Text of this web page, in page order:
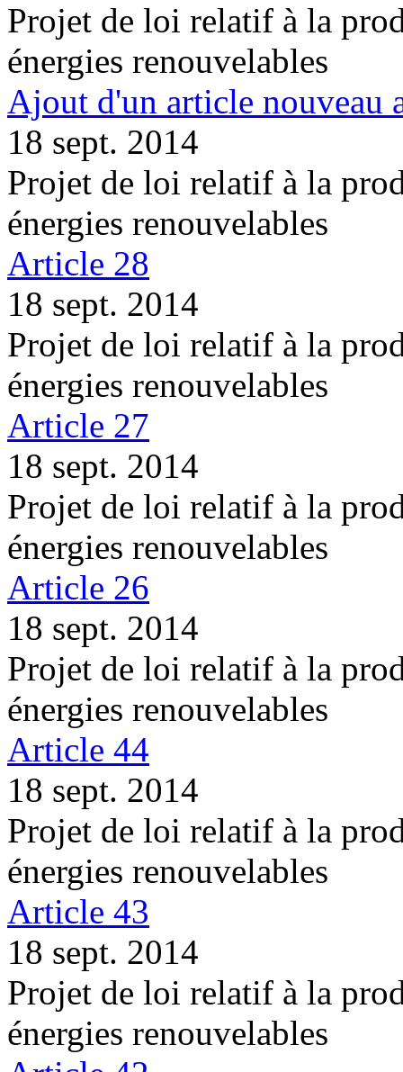
Projet de loi relatif à la
énergies renouvelables
Ajout d'un article nouveau
18 sept. 2014
Projet de loi relatif à la
énergies renouvelables
Article 28
18 sept. 2014
Projet de loi relatif à la
énergies renouvelables
Article 27
18 sept. 2014
Projet de loi relatif à la
énergies renouvelables
Article 26
18 sept. 2014
Projet de loi relatif à la
énergies renouvelables
Article 44
18 sept. 2014
Projet de loi relatif à la
énergies renouvelables
Article 43
18 sept. 2014
Projet de loi relatif à la
énergies renouvelables